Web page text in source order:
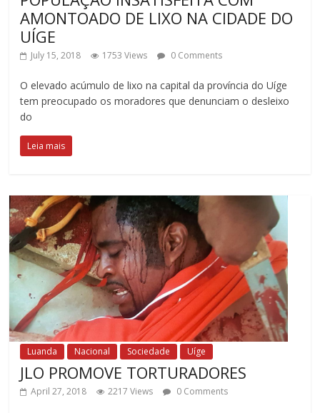
AMONTOADO DE LIXO NA CIDADE DO
UÍGE
July 15, 2018 1753 Views 0 Comments
O elevado acúmulo de lixo na capital da província do Uíge
tem preocupado os moradores que denunciam o desleixo
do
Leia mais
Luanda Nacional Sociedade Uíge
JLO PROMOVE TORTURADORES
April 27, 2018 2217 Views 0 Comments